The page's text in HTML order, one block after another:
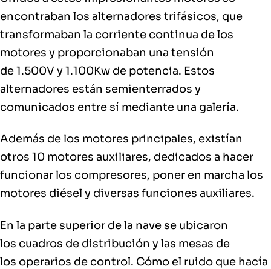
encontraban los alternadores trifásicos, que
transformaban la corriente continua de los
motores y proporcionaban una tensión
de 1.500V y 1.100Kw de potencia. Estos
alternadores están semienterrados y
comunicados entre sí mediante una galería.
Además de los motores principales, existían
otros 10 motores auxiliares, dedicados a hacer
funcionar los compresores, poner en marcha los
motores diésel y diversas funciones auxiliares.
En la parte superior de la nave se ubicaron
los cuadros de distribución y las mesas de
los operarios de control. Cómo el ruido que hacía